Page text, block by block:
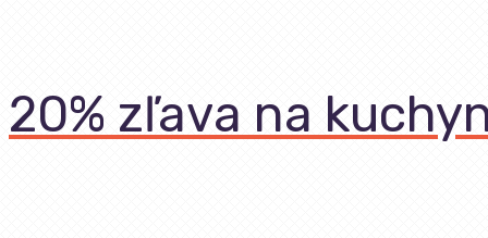
20% zľava na